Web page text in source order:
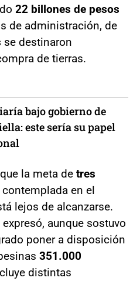
22 billones de pesos
de administración, de
se destinaron
de tierras.
bajo gobierno de
este sería su papel
la meta de tres
contemplada en el
lejos de alcanzarse.
expresó, aunque sostuvo
poner a disposición
351.000
distintas